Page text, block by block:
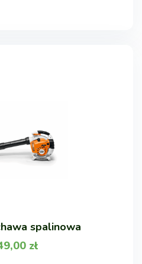
spalinowa
zł